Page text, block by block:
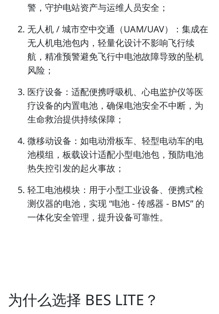
警，守护电站资产与运维人员安全；
无人机 / 城市空中交通（UAM/UAV）： 集成在
无人机电池包内，轻量化设计不影响飞行续
航，精准预警避免飞行中电池故障导致的坠机
风险；
医疗设备： 适配便携呼吸机、心电监护仪等医
疗设备的内置电池，确保电池安全不中断，为
生命救治提供持续保障；
微移动设备： 如电动滑板车、轻型电动车的电
池模组，板载设计适配小型电池包，预防电池
热失控引发的起火事故；
轻工电池模块： 用于小型工业设备、便携式检
测仪器的电池，实现 “电池 - 传感器 - BMS” 的
一体化安全管理，提升设备可靠性。
为什么选择 BES LITE？